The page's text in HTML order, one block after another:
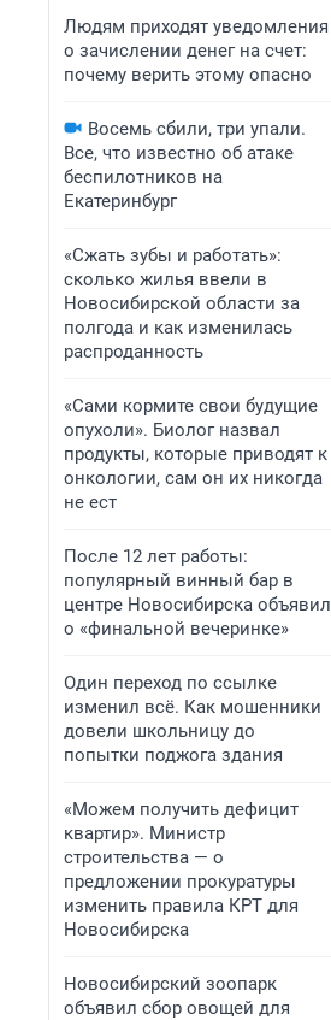
Людям приходят уведомления
о зачислении денег на счет:
почему верить этому опасно
Восемь сбили, три упали.
Все, что известно об атаке
беспилотников на
Екатеринбург
«Сжать зубы и работать»:
сколько жилья ввели в
Новосибирской области за
полгода и как изменилась
распроданность
«Сами кормите свои будущие
опухоли». Биолог назвал
продукты, которые приводят к
онкологии, сам он их никогда
не ест
После 12 лет работы:
популярный винный бар в
центре Новосибирска объявил
о «финальной вечеринке»
Один переход по ссылке
изменил всё. Как мошенники
довели школьницу до
попытки поджога здания
«Можем получить дефицит
квартир». Министр
строительства — о
предложении прокуратуры
изменить правила КРТ для
Новосибирска
Новосибирский зоопарк
объявил сбор овощей для